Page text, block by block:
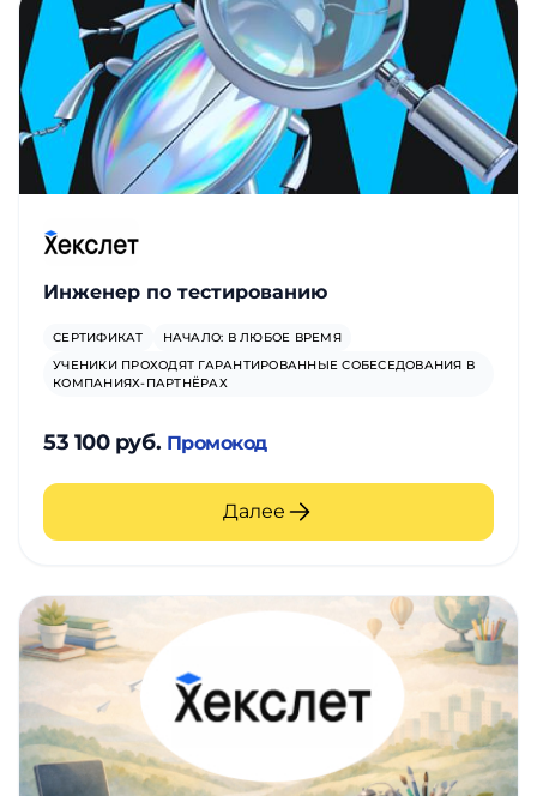
Инженер по тестированию
СЕРТИФИКАТ
НАЧАЛО: В ЛЮБОЕ ВРЕМЯ
УЧЕНИКИ ПРОХОДЯТ ГАРАНТИРОВАННЫЕ СОБЕСЕДОВАНИЯ В
КОМПАНИЯХ-ПАРТНЁРАХ
53 100 руб. Промокод
Далее